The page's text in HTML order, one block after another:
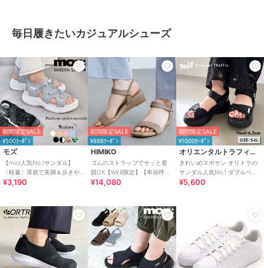
毎日履きたいカジュアルシューズ
期間限定SALE
¥500ｸｰﾎﾟﾝ
モズ
【moz人気No.1サンダル】
〔軽量〕厚底で美脚＆歩きや
すい！疲れにくいフィット感
¥3,190
期間限定SALE
¥888ｸｰﾎﾟﾝ
HIMIKO
ゴムのストラップでサッと着
脱OK【WEB限定】【卑弥呼
26SS】ゴムストラップサンダ
¥14,080
期間限定SALE
¥1000ｸｰﾎﾟﾝ
オリエンタルトラフィック
きれいめスポサン オリトラの
サンダル人気No.1 ダブルベル
ト スポーツサンダル /42207
¥5,600